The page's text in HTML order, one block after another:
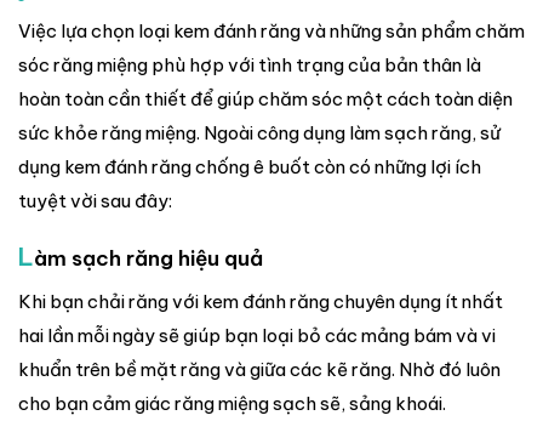
Việc lựa chọn loại kem đánh răng và những sản phẩm chăm
sóc răng miệng phù hợp với tình trạng của bản thân là
hoàn toàn cần thiết để giúp chăm sóc một cách toàn diện
sức khỏe răng miệng. Ngoài công dụng làm sạch răng, sử
dụng kem đánh răng chống ê buốt còn có những lợi ích
tuyệt vời sau đây:
Làm sạch răng hiệu quả
Khi bạn chải răng với kem đánh răng chuyên dụng ít nhất
hai lần mỗi ngày sẽ giúp bạn loại bỏ các mảng bám và vi
khuẩn trên bề mặt răng và giữa các kẽ răng. Nhờ đó luôn
cho bạn cảm giác răng miệng sạch sẽ, sảng khoái.